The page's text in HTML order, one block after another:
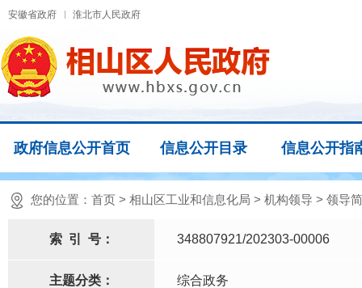
安徽省政府 淮北市人民政府
政府信息公开首页 信息公开目录 信息公开指
您的位置： 首页 > 相山区工业和信息化局 > 机构领导 > 领导
索 引 号： 348807921/202303-00006
主题分类： 综合政务